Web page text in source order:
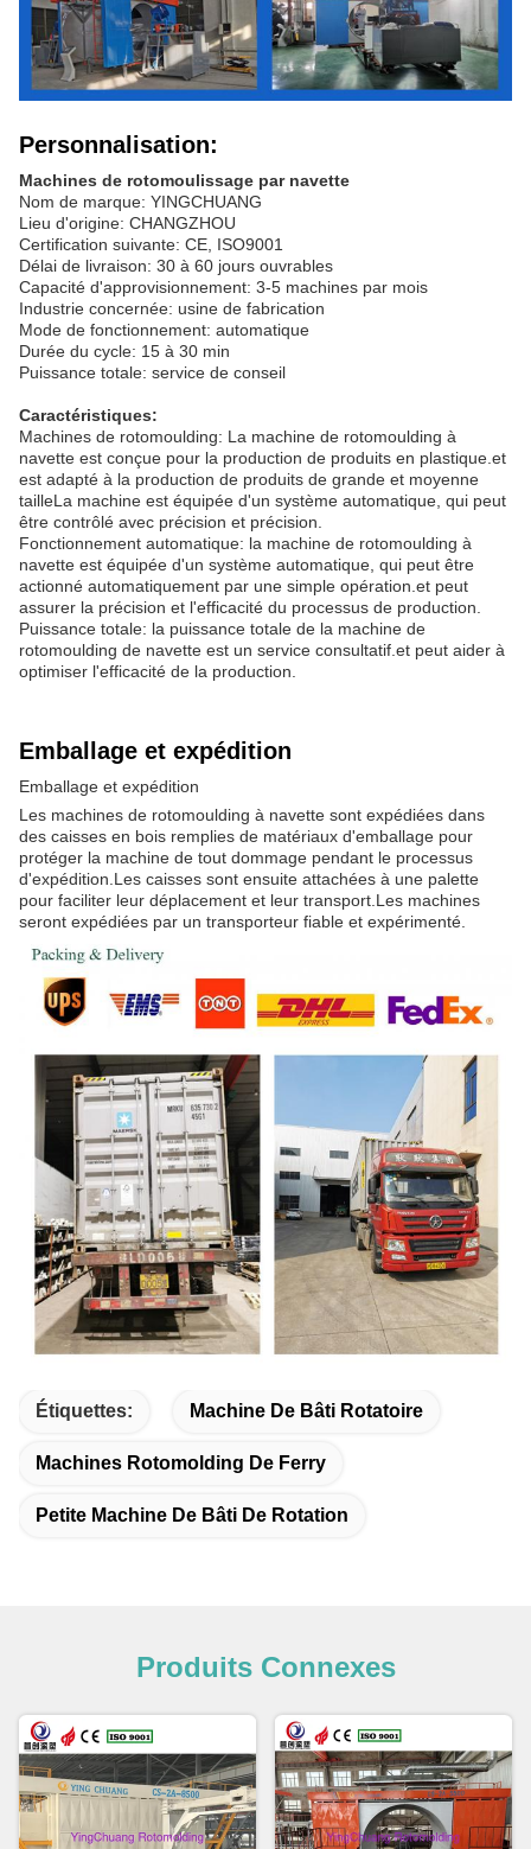
Personnalisation:
Machines de rotomoulissage par navette
Nom de marque: YINGCHUANG
Lieu d'origine: CHANGZHOU
Certification suivante: CE, ISO9001
Délai de livraison: 30 à 60 jours ouvrables
Capacité d'approvisionnement: 3-5 machines par mois
Industrie concernée: usine de fabrication
Mode de fonctionnement: automatique
Durée du cycle: 15 à 30 min
Puissance totale: service de conseil
Caractéristiques:
Machines de rotomoulding: La machine de rotomoulding à
navette est conçue pour la production de produits en plastique.et
est adapté à la production de produits de grande et moyenne
tailleLa machine est équipée d'un système automatique, qui peut
être contrôlé avec précision et précision.
Fonctionnement automatique: la machine de rotomoulding à
navette est équipée d'un système automatique, qui peut être
actionné automatiquement par une simple opération.et peut
assurer la précision et l'efficacité du processus de production.
Puissance totale: la puissance totale de la machine de
rotomoulding de navette est un service consultatif.et peut aider à
optimiser l'efficacité de la production.
Emballage et expédition
Emballage et expédition
Les machines de rotomoulding à navette sont expédiées dans
des caisses en bois remplies de matériaux d'emballage pour
protéger la machine de tout dommage pendant le processus
d'expédition.Les caisses sont ensuite attachées à une palette
pour faciliter leur déplacement et leur transport.Les machines
seront expédiées par un transporteur fiable et expérimenté.
Étiquettes: Machine De Bâti Rotatoire
Machines Rotomolding De Ferry
Petite Machine De Bâti De Rotation
Produits Connexes